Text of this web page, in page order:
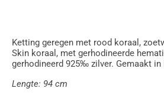
Ketting geregen met rood koraal,
Skin koraal, met gerhodineerde
gerhodineerd 925‰ zilver. Gemaakt in
Lengte: 94 cm